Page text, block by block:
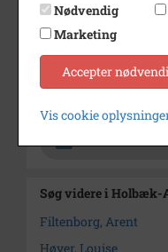
Dateringsnote
Fotograf
Arkiv
Kontakt
Søg videre i
Filtenborg, Arent
Høyer, Louise
Nødvendig
Marketing
Accepter
Vis cookie